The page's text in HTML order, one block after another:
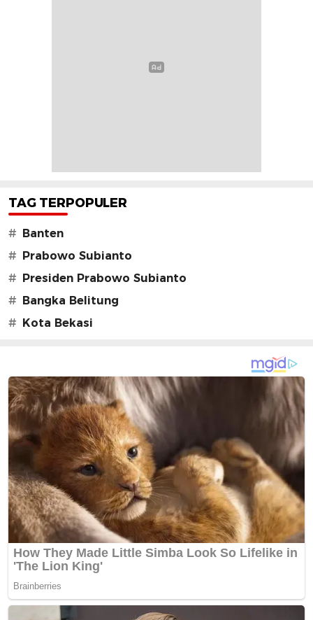
TAG TERPOPULER
#
Banten
#
Prabowo Subianto
#
Presiden Prabowo Subianto
#
Bangka Belitung
#
Kota Bekasi